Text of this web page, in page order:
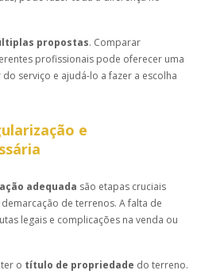
propostas. Comparar
profissionais pode oferecer uma
serviço e ajudá-lo a fazer a escolha
e
adequada são etapas cruciais
de terrenos. A falta de
legais e complicações na venda ou
o título de propriedade do terreno.